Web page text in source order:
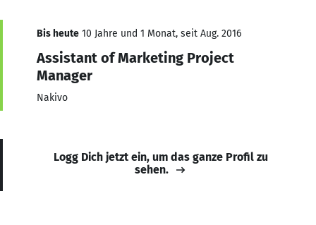
Bis heute 10 Jahre und 1 Monat, seit Aug. 2016
Assistant of Marketing Project
Manager
Nakivo
Logg Dich jetzt ein, um das ganze Profil zu
sehen.